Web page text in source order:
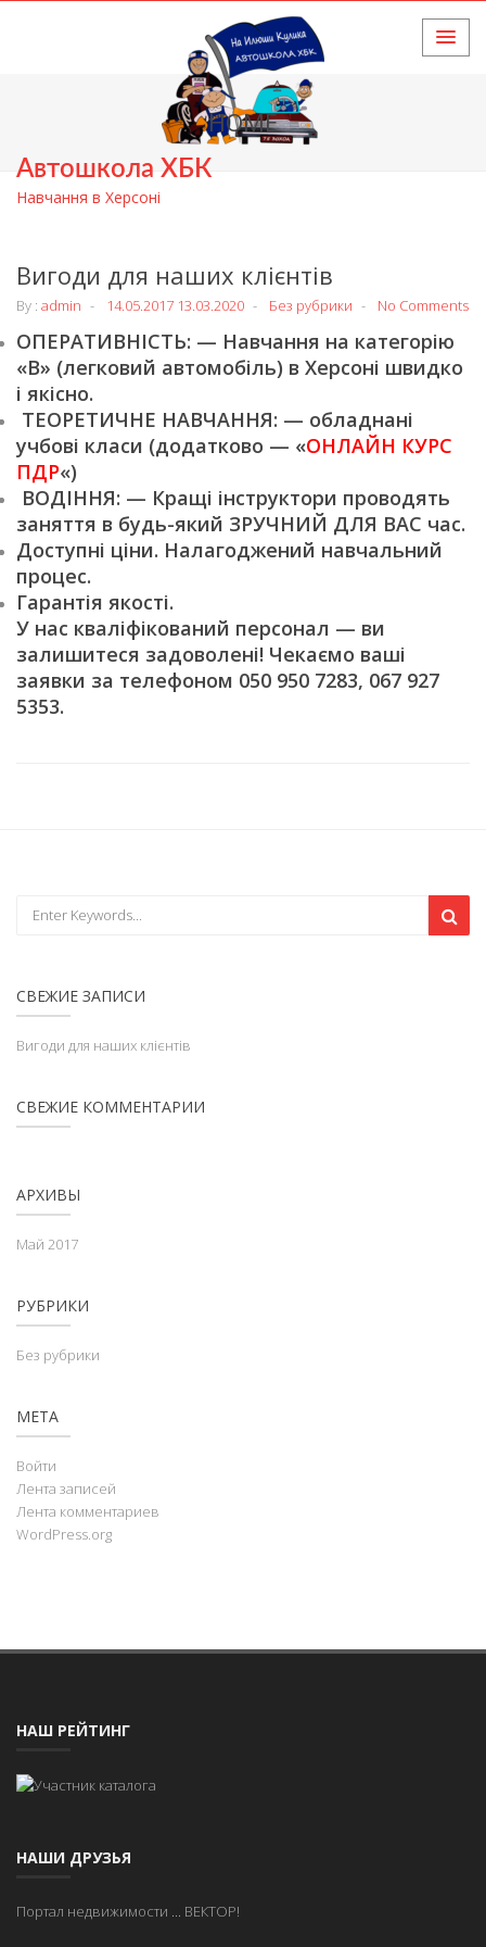
Автошкола ХБК
Навчання в Херсоні
HOME
Вигоди для наших клієнтів
By : admin 14.05.2017 13.03.2020 Без рубрики No Comments
ОПЕРАТИВНІСТЬ: — Навчання на категорію
«В» (легковий автомобіль) в Херсоні швидко
і якісно.
ТЕОРЕТИЧНЕ НАВЧАННЯ: — обладнані
учбові класи (додатково — «ОНЛАЙН КУРС
ПДР«)
ВОДІННЯ: — Кращі інструктори проводять
заняття в будь-який ЗРУЧНИЙ ДЛЯ ВАС час.
Доступні ціни. Налагоджений навчальний
процес.
Гарантія якості.
У нас кваліфікований персонал — ви
залишитеся задоволені! Чекаємо ваші
заявки за телефоном 050 950 7283, 067 927
5353.
СВЕЖИЕ ЗАПИСИ
Вигоди для наших клієнтів
СВЕЖИЕ КОММЕНТАРИИ
АРХИВЫ
Май 2017
РУБРИКИ
Без рубрики
МЕТА
Войти
Лента записей
Лента комментариев
WordPress.org
НАШ РЕЙТИНГ
НАШИ ДРУЗЬЯ
Портал недвижимости ... ВЕКТОР!